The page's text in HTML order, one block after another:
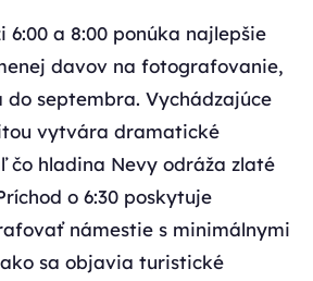
6:00 a 8:00 ponúka najlepšie
davov na fotografovanie,
septembra. Vychádzajúce
vytvára dramatické
čo hladina Nevy odráža zlaté
o 6:30 poskytuje
námestie s minimálnymi
sa objavia turistické